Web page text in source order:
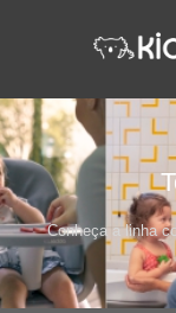
Conheça a linha